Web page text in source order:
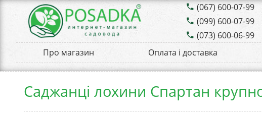
phone (067) 600-07-99
phone (099) 600-07-99
phone (073) 600-06-99
Про магазин Оплата і доставка
Саджанці лохини Спартан